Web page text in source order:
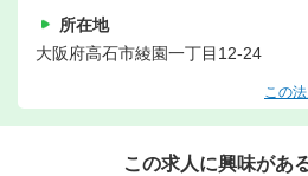
所在地
大阪府高石市綾園一丁目12-24
この
この求人に興味があ